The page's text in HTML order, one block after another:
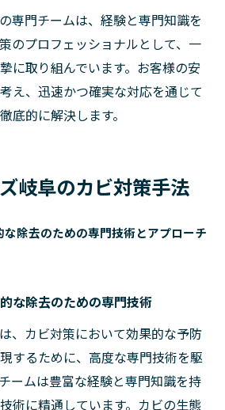
専門チームは、経験と専門知識を
のプロフェッショナルとして、一
に取り組んでいます。お客様の安
え、迅速かつ確実な対応を通じて
底的に解決します。
岐阜のカビ対策手法
除去のための専門技術とアプローチ
な除去のための専門技術
、カビ対策において効果的な予防
するために、高度な専門技術を駆
ームは豊富な経験と専門知識を持
術に精通しています。カビの生態